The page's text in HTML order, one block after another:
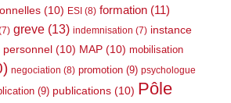
(10) ESI (8) formation (11)
greve (13) indemnisation (7) instance
personnel (10) MAP (10) mobilisation
negociation (8) promotion (9) psychologue
(9) publications (10) Pôle